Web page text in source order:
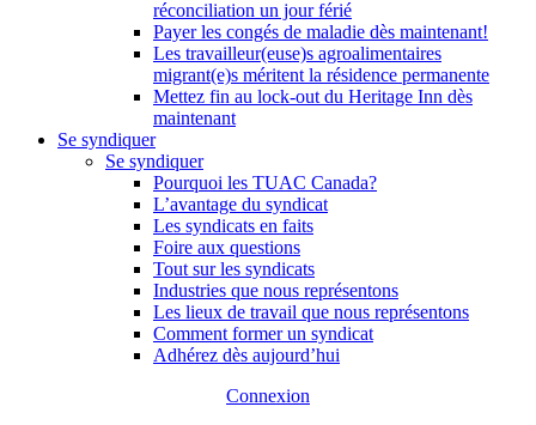
réconciliation un jour férié
Payer les congés de maladie dès maintenant!
Les travailleur(euse)s agroalimentaires
migrant(e)s méritent la résidence permanente
Mettez fin au lock-out du Heritage Inn dès
maintenant
Se syndiquer
Se syndiquer
Pourquoi les TUAC Canada?
L’avantage du syndicat
Les syndicats en faits
Foire aux questions
Tout sur les syndicats
Industries que nous représentons
Les lieux de travail que nous représentons
Comment former un syndicat
Adhérez dès aujourd’hui
Connexion